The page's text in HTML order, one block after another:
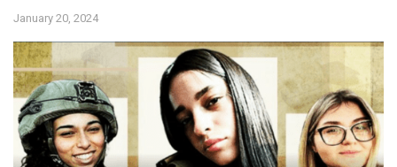
January 20, 2024